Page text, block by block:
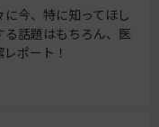
今、特に知ってほし
る話題はもちろん、医
ポート！